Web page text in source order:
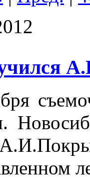
учился